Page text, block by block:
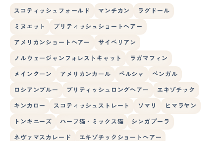
スコティッシュフォールド マンチカン ラグドール
ミヌエット ブリティッシュショートヘアー
アメリカンショートヘアー サイベリアン
ノルウェージャンフォレストキャット ラガマフィン
メインクーン アメリカンカール ペルシャ ベンガル
ロシアンブルー ブリティッシュロングヘアー エキゾチック
キンカロー スコティッシュストレート ソマリ ヒマラヤン
トンキニーズ ハーフ猫・ミックス猫 シンガプーラ
ネヴァマスカレード エキゾチックショートヘアー